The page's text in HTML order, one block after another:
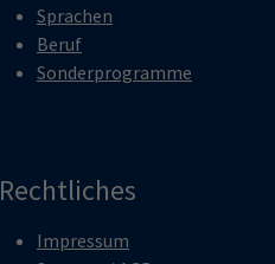
Sprachen
Beruf
Sonderprogramme
Rechtliches
Impressum